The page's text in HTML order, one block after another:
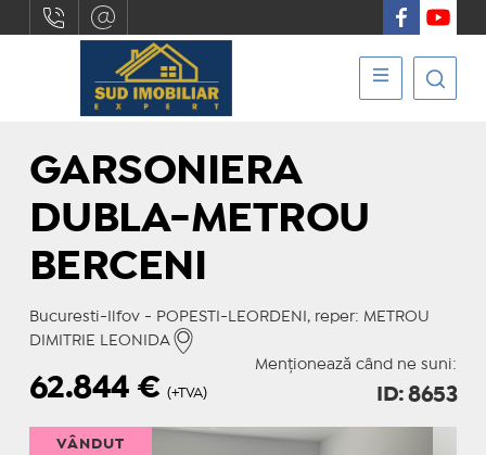
GARSONIERA
DUBLA-METROU
BERCENI
Bucuresti-Ilfov - POPESTI-LEORDENI, reper: METROU
DIMITRIE LEONIDA
Menționează când ne suni:
62.844€ (+TVA) ID: 8653
VÂNDUT